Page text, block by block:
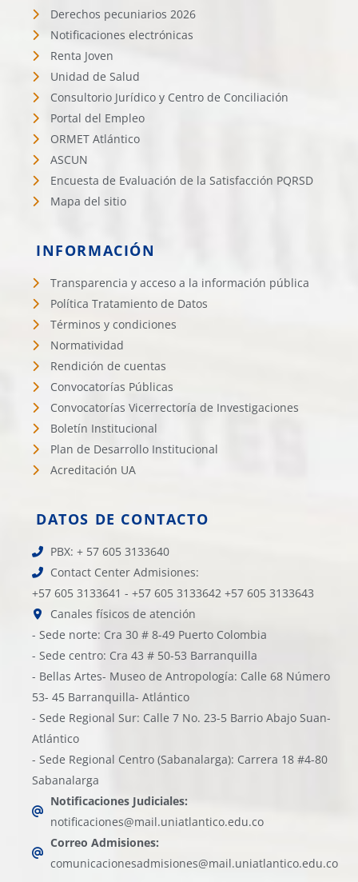
Derechos pecuniarios 2026
Notificaciones electrónicas
Renta Joven
Unidad de Salud
Consultorio Jurídico y Centro de Conciliación
Portal del Empleo
ORMET Atlántico
ASCUN
Encuesta de Evaluación de la Satisfacción PQRSD
Mapa del sitio
INFORMACIÓN
Transparencia y acceso a la información pública
Política Tratamiento de Datos
Términos y condiciones
Normatividad
Rendición de cuentas
Convocatorías Públicas
Convocatorías Vicerrectoría de Investigaciones
Boletín Institucional
Plan de Desarrollo Institucional
Acreditación UA
DATOS DE CONTACTO
PBX: + 57 605 3133640
Contact Center Admisiones:
+57 605 3133641 - +57 605 3133642 +57 605 3133643
Canales físicos de atención
- Sede norte: Cra 30 # 8-49 Puerto Colombia
- Sede centro: Cra 43 # 50-53 Barranquilla
- Bellas Artes- Museo de Antropología: Calle 68 Número
53- 45 Barranquilla- Atlántico
- Sede Regional Sur: Calle 7 No. 23-5 Barrio Abajo Suan-
Atlántico
- Sede Regional Centro (Sabanalarga): Carrera 18 #4-80
Sabanalarga
Notificaciones Judiciales:
notificaciones@mail.uniatlantico.edu.co
Correo Admisiones:
comunicacionesadmisiones@mail.uniatlantico.edu.co